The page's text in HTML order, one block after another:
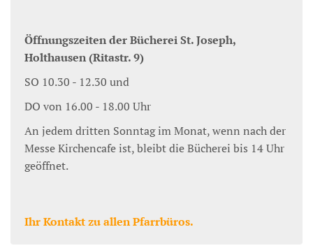
Öffnungszeiten der Bücherei St. Joseph,
Holthausen (Ritastr. 9)
SO 10.30 - 12.30 und
DO von 16.00 - 18.00 Uhr
An jedem dritten Sonntag im Monat, wenn nach der
Messe Kirchencafe ist, bleibt die Bücherei bis 14 Uhr
geöffnet.
Ihr Kontakt zu allen Pfarrbüros.